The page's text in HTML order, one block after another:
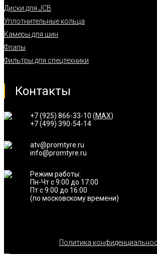
Диски для JCB
Уплотнительные кольца
Камеры для шин
Флапы
Фильтры для спецтехники
Контакты
+7 (925) 866-33-10 (MAX)
+7 (499) 390-54-14
atv@promtyre.ru
info@promtyre.ru
Режим работы:
Пн-Чт с 9:00 до 17:00
Пт с 9:00 до 16:00
(по московскому времени)
Политика